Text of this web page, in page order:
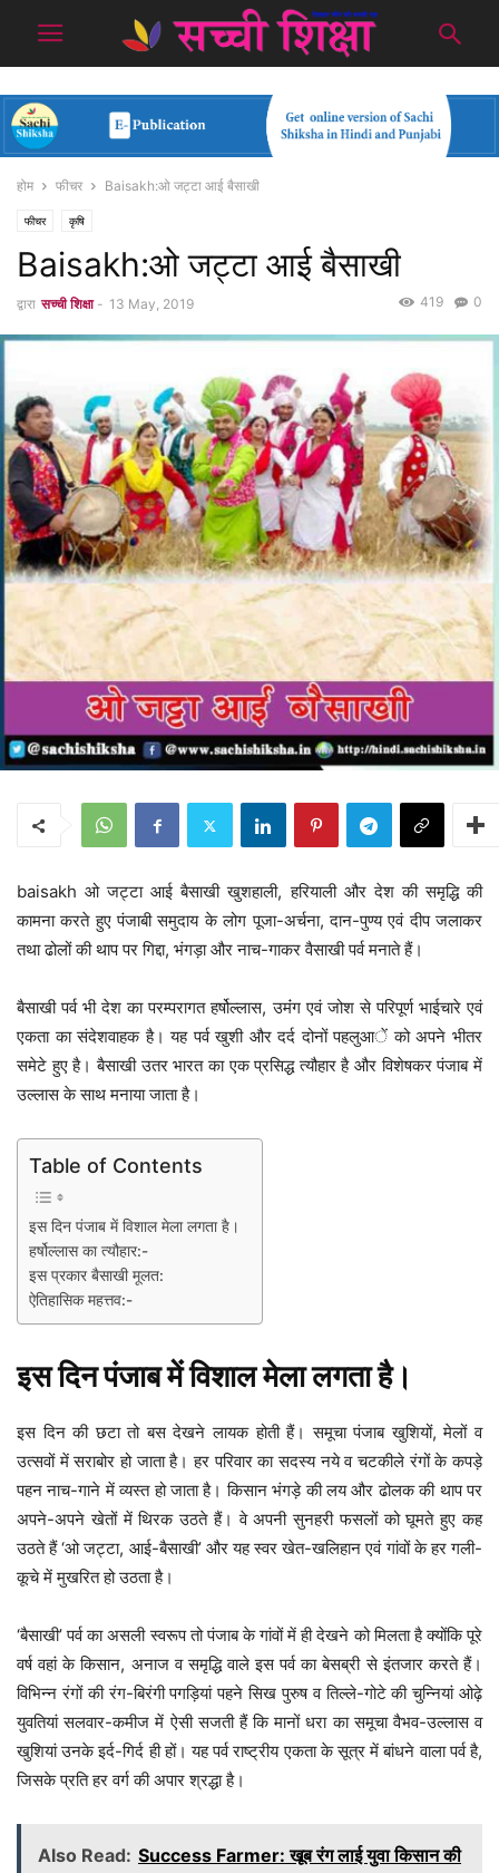
होम फीचर Baisakh:ओ जट्टा आई बैसाखी
फीचर कृषि
Baisakh:ओ जट्टा आई बैसाखी
द्वारा सच्ची शिक्षा - 13 May, 2019 0
419
baisakh ओ जट्टा आई बैसाखी खुशहाली, हरियाली और देश की समृद्धि की
कामना करते हुए पंजाबी समुदाय के लोग पूजा-अर्चना, दान-पुण्य एवं दीप जलाकर
तथा ढोलों की थाप पर गिद्दा, भंगड़ा और नाच-गाकर वैसाखी पर्व मनाते हैं।
बैसाखी पर्व भी देश का परम्परागत हर्षोल्लास, उमंंग एवं जोश से परिपूर्ण भाईचारे एवं
एकता का संदेशवाहक है। यह पर्व खुशी और दर्द दोनों पहलुआें को अपने भीतर
समेटे हुए है। बैसाखी उतर भारत का एक प्रसिद्ध त्यौहार है और विशेषकर पंजाब में
उल्लास के साथ मनाया जाता है।
Table of Contents
इस दिन पंजाब में विशाल मेला लगता है।
हर्षोल्लास का त्यौहार:-
इस प्रकार बैसाखी मूलत:
ऐतिहासिक महत्तव:-
इस दिन पंजाब में विशाल मेला लगता है।
इस दिन की छटा तो बस देखने लायक होती हैं। समूचा पंजाब खुशियों, मेलों व
उत्सवों में सराबोर हो जाता है। हर परिवार का सदस्य नये व चटकीले रंगों के कपड़े
पहन नाच-गाने में व्यस्त हो जाता है। किसान भंगड़े की लय और ढोलक की थाप पर
अपने-अपने खेतों में थिरक उठते हैं। वे अपनी सुनहरी फसलों को घूमते हुए कह
उठते हैं ‘ओ जट्टा, आई-बैसाखी’ और यह स्वर खेत-खलिहान एवं गांवों के हर गली-
कूचे में मुखरित हो उठता है।
‘बैसाखी’ पर्व का असली स्वरूप तो पंजाब के गांवों में ही देखने को मिलता है क्योंकि पूरे
वर्ष वहां के किसान, अनाज व समृद्धि वाले इस पर्व का बेसब्री से इंतजार करते हैं।
विभिन्न रंगों की रंग-बिरंगी पगड़ियां पहने सिख पुरुष व तिल्ले-गोटे की चुन्नियां ओढ़े
युवतियां सलवार-कमीज में ऐसी सजती हैं कि मानों धरा का समूचा वैभव-उल्लास व
खुशियां उनके इर्द-गिर्द ही हों। यह पर्व राष्ट्रीय एकता के सूत्र में बांधने वाला पर्व है,
जिसके प्रति हर वर्ग की अपार श्रद्धा है।
Also Read: Success Farmer: खूब रंग लाई युवा किसान की